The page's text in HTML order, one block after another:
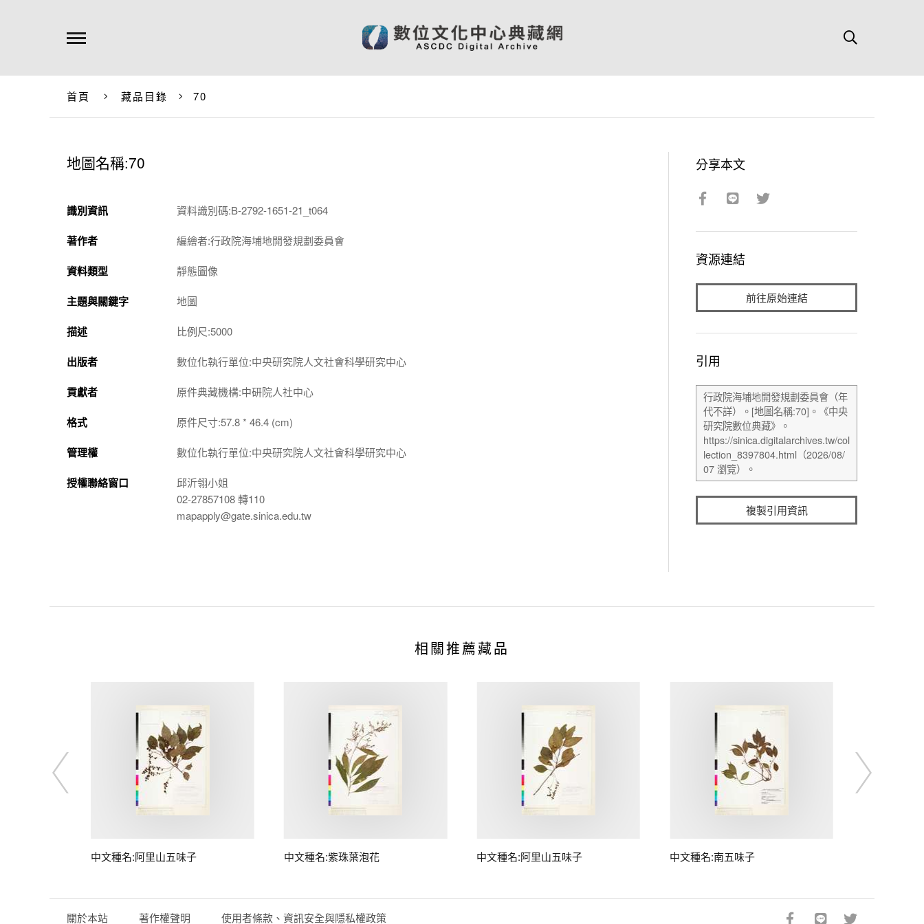
首頁 藏品目錄 70
地圖名稱:70
識別資訊 資料識別碼:B-2792-1651-21_t064
著作者 編繪者:行政院海埔地開發規劃委員會
資料類型 靜態圖像
主題與關鍵字 地圖
描述 比例尺:5000
出版者 數位化執行單位:中央研究院人文社會科學研究中心
貢獻者 原件典藏機構:中研院人社中心
格式 原件尺寸:57.8 * 46.4 (cm)
管理權 數位化執行單位:中央研究院人文社會科學研究中心
授權聯絡窗口
邱沂翎小姐
02-27857108 轉110
mapapply@gate.sinica.edu.tw
分享本文
資源連結
前往原始連結
引用
複製引用資訊
相關推薦藏品
中文種名:阿里山五味子 中文種名:紫珠葉泡花 中文種名:阿里山五味子 中文種名:南五味子
關於本站 著作權聲明 使用者條款、資訊安全與隱私權政策